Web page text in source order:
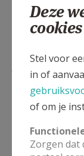
Leen
De
binnen
Ardooie:
23, 8850
Deze
cookies
Stel voor
in of
of om je
Zorgen dat